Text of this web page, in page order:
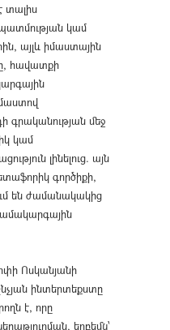
տալիս
կամ
այլև իմաստային
հավատքի
գրականության մեջ
կամ
լինելուց. այն
գործիքի,
են ժամանակակից
Ոսկանյանի
ինտերտեքստը
է, որը
երբեմն՝